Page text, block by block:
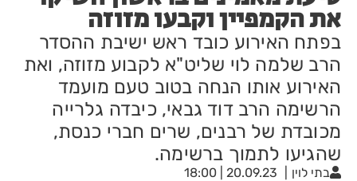
את הקמפיין וקבעו מזוזה
בפתח האירוע כובד ראש ישיבת ההסדר
הרב שלמה לוי שליט"א לקבוע מזוזה, ואת
האירוע אותו הנחה בטוב טעם מועמד
הרשימה הרב דוד גבאי, כיבדה גלרייה
מכובדת של רבנים, שרים חברי כנסת,
שהגיעו לתמוך ברשימה.
בתי לוין 20.09.23 | 18:00